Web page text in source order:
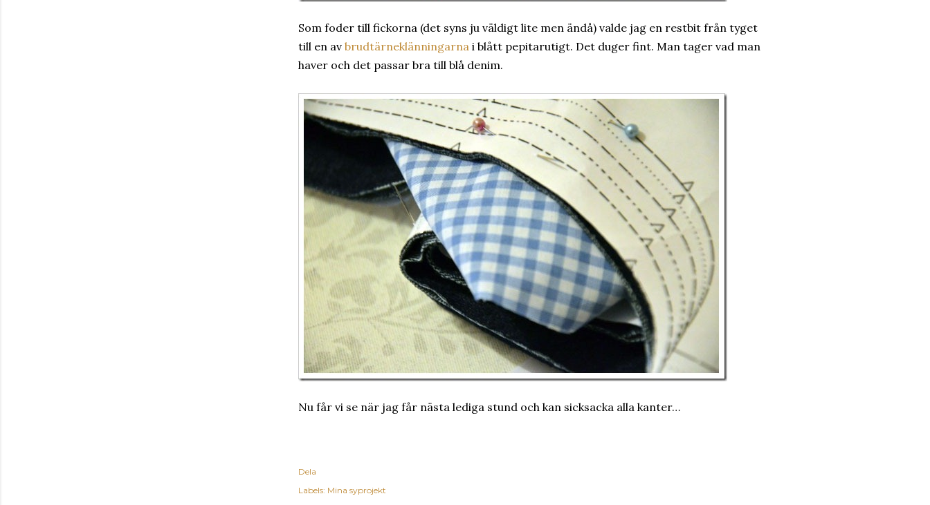
Som foder till fickorna (det syns ju väldigt lite men ändå) valde jag en restbit från tyget
till en av brudtärneklänningarna i blått pepitarutigt. Det duger fint. Man tager vad man
haver och det passar bra till blå denim.
Nu får vi se när jag får nästa lediga stund och kan sicksacka alla kanter…
Dela
Labels: Mina syprojekt